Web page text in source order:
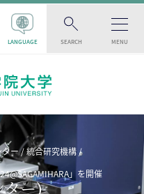
LANGUAGE SEARCH MENU
ー
統合研究機構
」を開催
ー)